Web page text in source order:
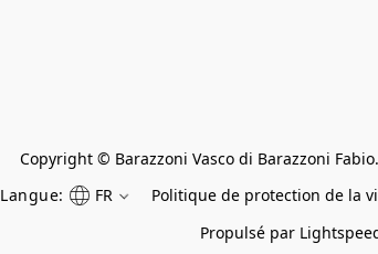
Copyright © Barazzoni Vasco di Barazzoni
Langue:
FR Politique de protection de la
Propulsé par